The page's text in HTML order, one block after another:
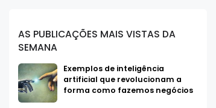
AS PUBLICAÇÕES MAIS VISTAS DA
SEMANA
Exemplos de inteligência
artificial que revolucionam a
forma como fazemos negócios